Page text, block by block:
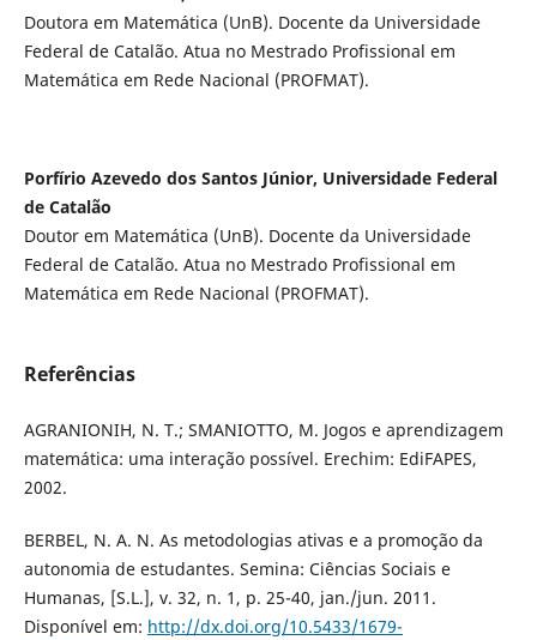
Doutora em Matemática (UnB). Docente da Universidade
Federal de Catalão. Atua no Mestrado Profissional em
Matemática em Rede Nacional (PROFMAT).
Porfírio Azevedo dos Santos Júnior, Universidade Federal
de Catalão
Doutor em Matemática (UnB). Docente da Universidade
Federal de Catalão. Atua no Mestrado Profissional em
Matemática em Rede Nacional (PROFMAT).
Referências
AGRANIONIH, N. T.; SMANIOTTO, M. Jogos e aprendizagem
matemática: uma interação possível. Erechim: EdiFAPES,
2002.
BERBEL, N. A. N. As metodologias ativas e a promoção da
autonomia de estudantes. Semina: Ciências Sociais e
Humanas, [S.L.], v. 32, n. 1, p. 25-40, jan./jun. 2011.
Disponível em: http://dx.doi.org/10.5433/1679-